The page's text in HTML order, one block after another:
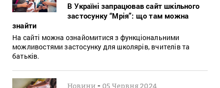
В Україні запрацював сайт шкільного
застосунку “Мрія”: що там можна
знайти
На сайті можна ознайомитися з функціональними
можливостями застосунку для школярів, вчителів та
батьків.
Новини - 05 Червня 2024